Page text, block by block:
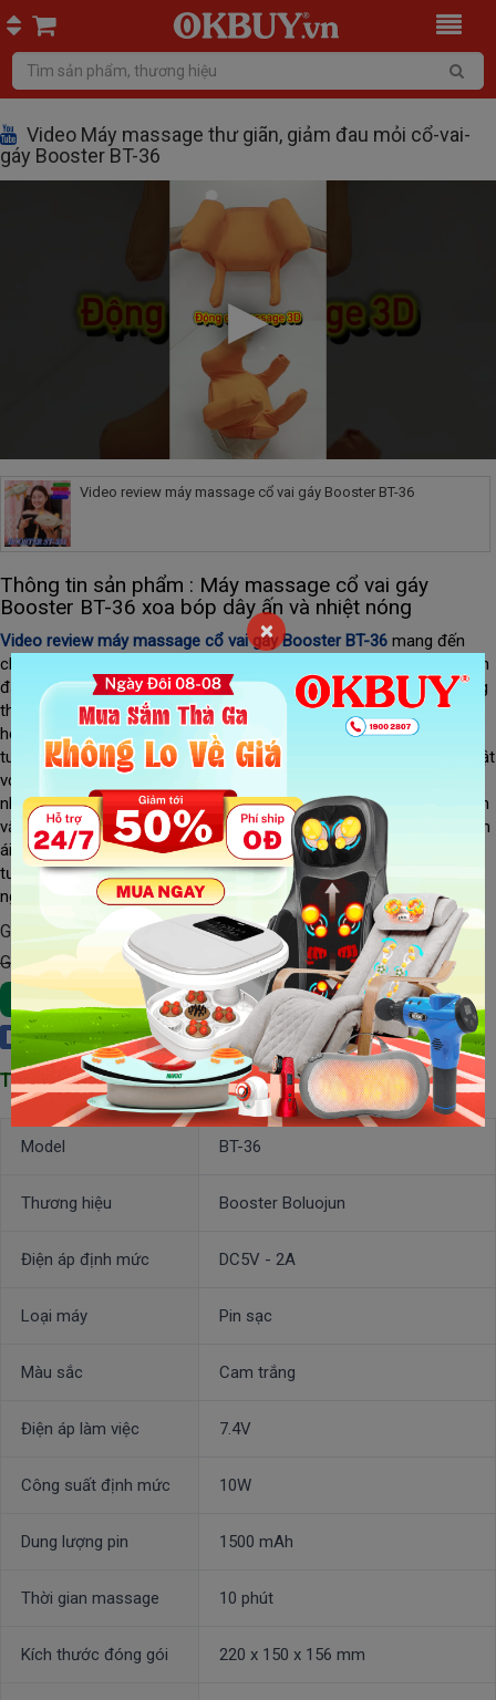
Video Máy massage thư giãn, giảm đau mỏi cổ-vai-
gáy Booster BT-36
Video review máy massage cổ vai gáy Booster BT-36
Thông tin sản phẩm : Máy massage cổ vai gáy
Booster BT-36 xoa bóp dây ấn và nhiệt nóng
Video review máy massage cổ vai gáy Booster BT-36 mang đến
cho bạn cái nhìn chân thực về một thiết bị chăm sóc sức khỏe hiện
đại, hỗ trợ giảm đau mỏi nhanh chóng sau những giờ làm việc căng
thẳng. Với thiết kế công thái học, máy ôm sát vùng cổ vai gáy, kết
hợp các chế độ rung, xung điện và nhiệt hồng ngoại giúp kích thích
tuần hoàn máu, thư giãn cơ bắp hiệu quả. Booster BT-36
còn nổi bật
với nhiều mức cường độ massage, phù hợp cho cả nam và nữ, từ
nhân viên văn phòng, người lớn tuổi cho đến những ai thường xuyên
vận động mạnh. Trong video, bạn sẽ thấy rõ cách máy vận hành êm
ái, dễ sử dụng, nhỏ gọn và tiện lợi mang theo. Đây là lựa chọn lý
tưởng để cải thiện giấc ngủ, giảm stress và chăm sóc sức khỏe
ngay tại nhà.
Giá khuyến mãi:
1,290,000 đ
Giá Gốc : 1,590,000 đ
Xem Chi Tiết Thêm Vào Giỏ Hàng
Facebook
Thông số kỹ thuật đai massage cổ vai gáyBooster BT-36
Model BT-36
Thương hiệu Booster Boluojun
Điện áp định mức DC5V - 2A
Loại máy Pin sạc
Màu sắc Cam trắng
Điện áp làm việc 7.4V
Công suất định mức 10W
Dung lượng pin 1500 mAh
Thời gian massage 10 phút
Kích thước đóng gói 220 x 150 x 156 mm
×